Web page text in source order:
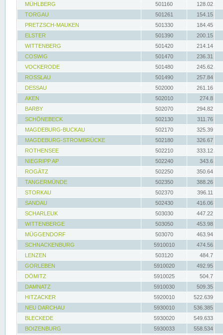
MÜHLBERG
501160
128.02
TORGAU
501261
154.15
PRETZSCH-MAUKEN
501330
184.45
ELSTER
501390
200.15
WITTENBERG
501420
214.14
COSWIG
501470
236.31
VOCKERODE
501480
245.62
ROSSLAU
501490
257.84
DESSAU
502000
261.16
AKEN
502010
274.8
BARBY
502070
294.82
SCHÖNEBECK
502130
311.76
MAGDEBURG-BUCKAU
502170
325.39
MAGDEBURG-STROMBRÜCKE
502180
326.67
ROTHENSEE
502210
333.12
NIEGRIPP AP
502240
343.6
ROGÄTZ
502250
350.64
TANGERMÜNDE
502350
388.26
STORKAU
502370
396.11
SANDAU
502430
416.06
SCHARLEUK
503030
447.22
WITTENBERGE
503050
453.98
MÜGGENDORF
503070
463.94
SCHNACKENBURG
5910010
474.56
LENZEN
503120
484.7
GORLEBEN
5910020
492.95
DÖMITZ
5910025
504.7
DAMNATZ
5910030
509.35
HITZACKER
5920010
522.639
NEU DARCHAU
5930010
536.385
BLECKEDE
5930020
549.633
BOIZENBURG
5930033
558.534